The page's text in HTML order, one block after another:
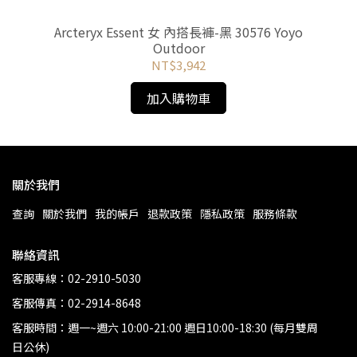
Arcteryx Essent 女 內搭長褲-黑 30576 Yoyo
Outdoor
NT$3,942
加入購物車
關於我們
查詢 關於我們 我的帳戶 退款政策 隱私政策 服務條款
聯絡資訊
客服專線：02-2910-5030
客服傳真：02-2914-8648
客服時間：週一~週六 10:00-21:00 週日10:00-18:30 (每月雙周
日公休)